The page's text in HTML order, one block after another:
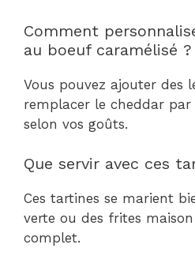
Comment
au boeuf caramélisé ?
Vous pouvez ajouter des
remplacer le cheddar
selon vos goûts.
Que servir avec ces
Ces tartines se marient
verte ou des frites
complet.